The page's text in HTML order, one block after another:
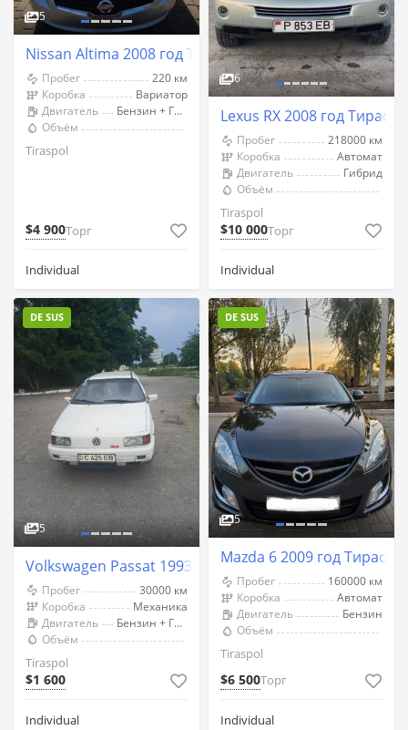
5
Nissan Altima 2008 год Тирасполь
Пробег
220 км
Коробка
Вариатор
Двигатель
Бензин + Газ (Метан)
Объём
Tiraspol
$4 900Торг
Individual
6
Lexus RX 2008 год
Пробег
218000 км
Коробка
Автомат
Двигатель
Гибрид
Объём
Tiraspol
$10 000Торг
Individual
DE SUS
5
Volkswagen Passat 1993 год Тирасполь
Пробег
30000 км
Коробка
Механика
Двигатель
Бензин + Газ (Метан)
Объём
Tiraspol
$1 600
Individual
DE SUS
5
Mazda 6 2009 год
Пробег
160000 км
Коробка
Автомат
Двигатель
Бензин
Объём
Tiraspol
$6 500Торг
Individual